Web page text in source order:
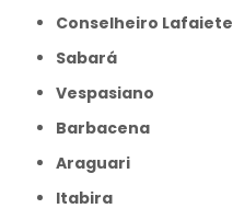
Conselheiro Lafaiete
Sabará
Vespasiano
Barbacena
Araguari
Itabira